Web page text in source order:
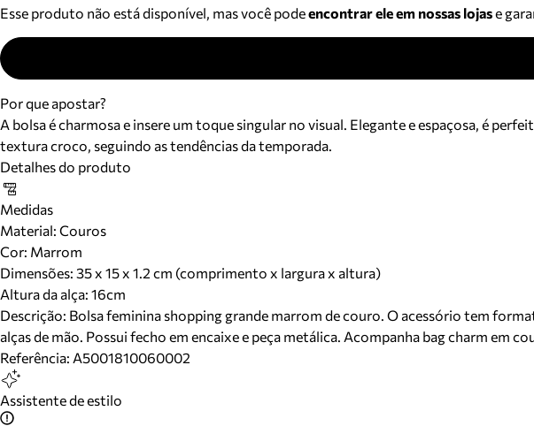
Esse produto não está disponível, mas você podeencontrar ele em nossas lojase
Por que apostar?
A bolsa é charmosa e insere um toque singular no visual. Elegante e espaçosa, é
textura croco, seguindo as tendências da temporada.
Detalhes do produto
Medidas
Material: Couros
Cor: Marrom
Dimensões: 35 x 15 x 1.2 cm (comprimento x largura x altura)
Altura da alça: 16cm
Descrição: Bolsa feminina shopping grande marrom de couro. O acessório tem
alças de mão. Possui fecho em encaixe e peça metálica. Acompanha bag charm em
Referência: A5001810060002
Assistente de estilo